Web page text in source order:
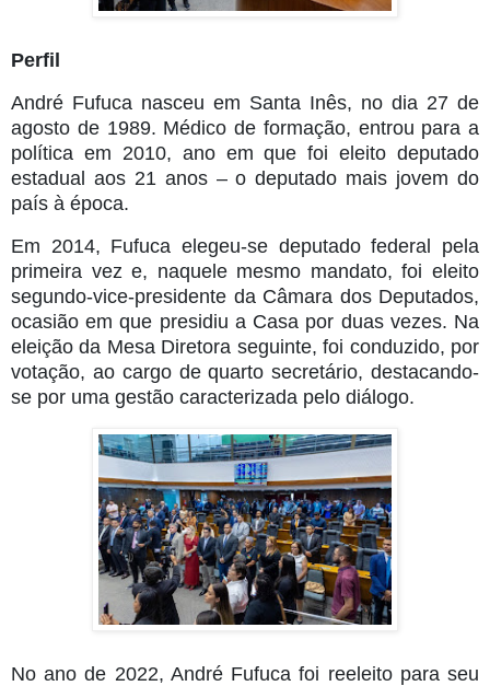
Perfil
André Fufuca nasceu em Santa Inês, no dia 27 de
agosto de 1989. Médico de formação, entrou para a
política em 2010, ano em que foi eleito deputado
estadual aos 21 anos – o deputado mais jovem do
país à época.
Em 2014, Fufuca elegeu-se deputado federal pela
primeira vez e, naquele mesmo mandato, foi eleito
segundo-vice-presidente da Câmara dos Deputados,
ocasião em que presidiu a Casa por duas vezes. Na
eleição da Mesa Diretora seguinte, foi conduzido, por
votação, ao cargo de quarto secretário, destacando-
se por uma gestão caracterizada pelo diálogo.
No ano de 2022, André Fufuca foi reeleito para seu